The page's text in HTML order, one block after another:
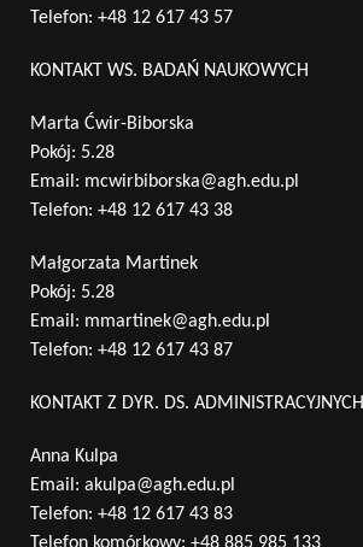
Telefon: +48 12 617 43 57
KONTAKT WS. BADAŃ NAUKOWYCH
Marta Ćwir-Biborska
Pokój: 5.28
Email: mcwirbiborska@agh.edu.pl
Telefon: +48 12 617 43 38
Małgorzata Martinek
Pokój: 5.28
Email: mmartinek@agh.edu.pl
Telefon: +48 12 617 43 87
KONTAKT Z DYR. DS. ADMINISTRACYJNYCH
Anna Kulpa
Email: akulpa@agh.edu.pl
Telefon: +48 12 617 43 83
Telefon komórkowy: +48 885 985 133